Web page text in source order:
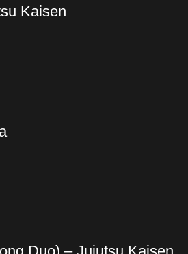
Kaisen